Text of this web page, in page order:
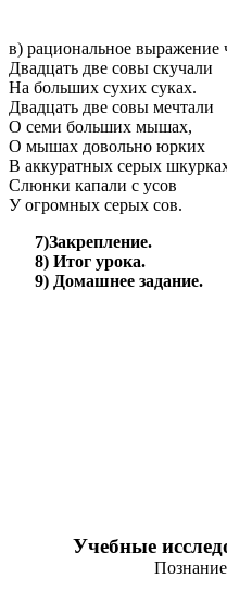
в) рациональное
Двадцать две совы скучали
На больших сухих суках.
Двадцать две совы мечтали
О семи больших мышах,
О мышах довольно юрких
В аккуратных серых
Слюнки капали с усов
У огромных серых сов.
7)Закрепление.
8) Итог урока.
9) Домашнее задание.
Учебные